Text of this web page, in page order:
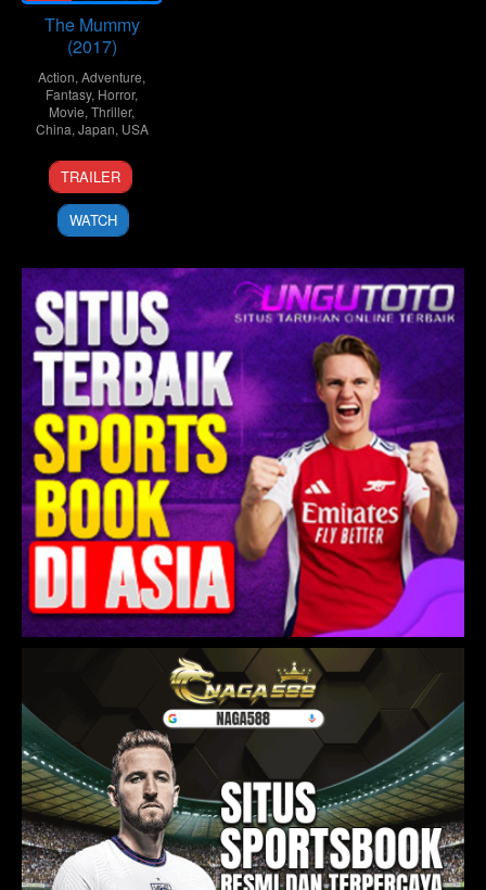
The Mummy
(2017)
Action,Adventure,
Fantasy, Horror,
Movie,Thriller,
China, Japan, USA
6
Jun
2017
Alex
Kurtzman
TRAILER
WATCH